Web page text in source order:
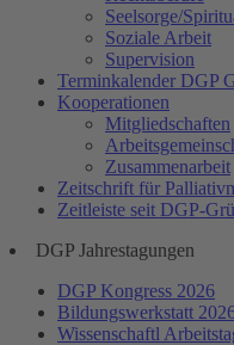
Seelsorge/
Soziale Arbeit
Supervision
Terminkalender DGP
Kooperationen
Mitgliedschaften
Zusammenarbeit
Zeitschrift für
Zeitleiste seit DGP-
DGP Jahrestagungen
DGP Kongress 2026
Bildungswerkstatt
Wissenschaftl